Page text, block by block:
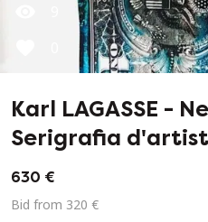
Karl LAGASSE -
Serigrafia
630 €
Bid from 320 €